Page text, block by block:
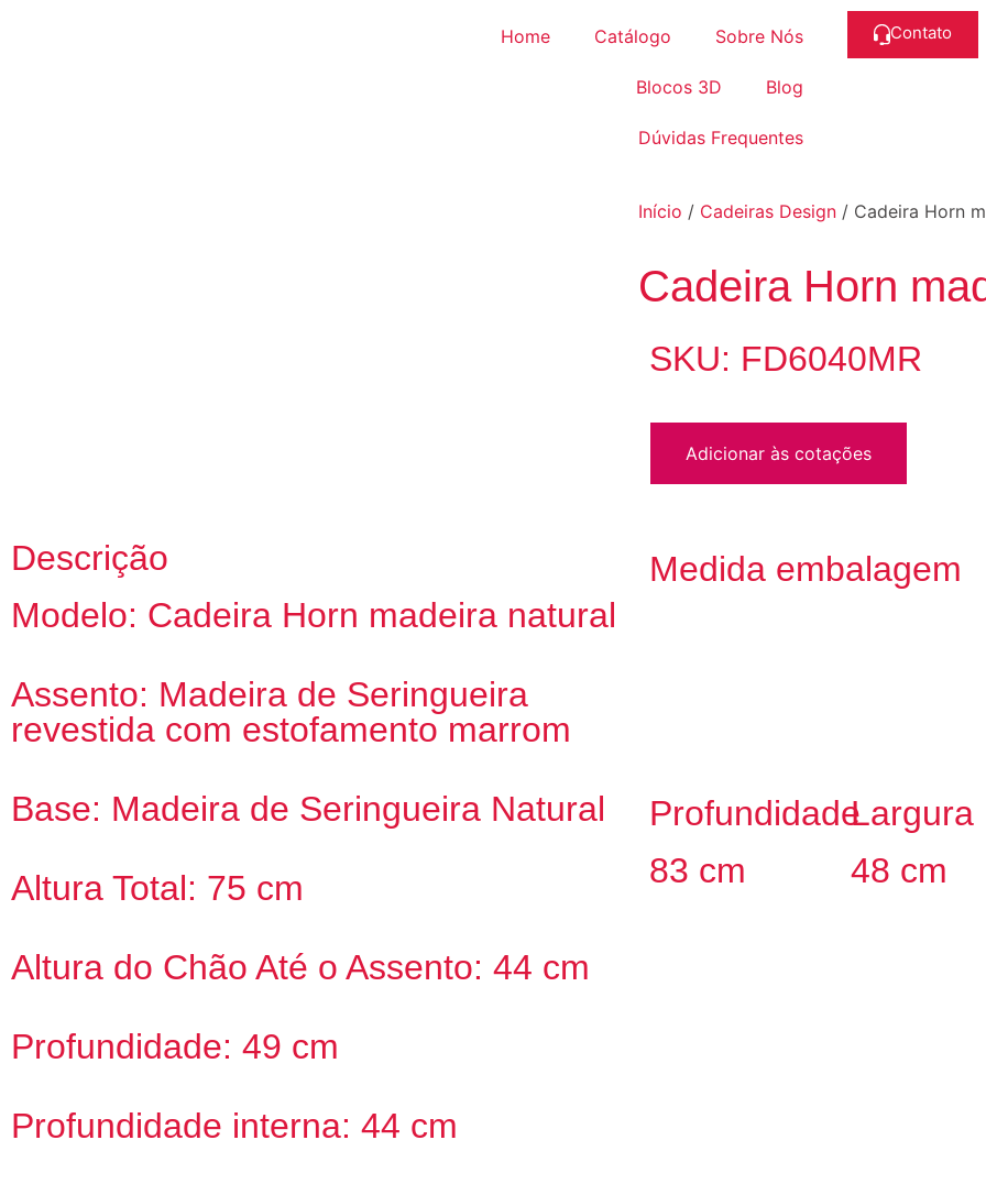
Home Catálogo Sobre Nós
Blocos 3D Blog
Dúvidas Frequentes
Contato
Início / Cadeiras Design / Cadeira Horn
Cadeira Horn
SKU: FD6040MR
Adicionar às cotações
Descrição
Modelo: Cadeira Horn madeira natural
Assento: Madeira de Seringueira
revestida com estofamento marrom
Base: Madeira de Seringueira Natural
Altura Total: 75 cm
Altura do Chão Até o Assento: 44 cm
Profundidade: 49 cm
Profundidade interna: 44 cm
Medida embalagem
Profundidade
83 cm
Largura
48 cm